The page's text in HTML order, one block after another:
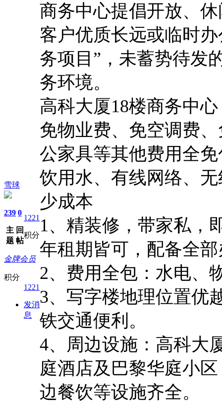
雪球
239
主
题
0
回
帖
1221
积分
金牌会员
积分
1221
发消
息
商务中心提倡开放、
客户优质长远或临时
务项目”，未蓄势待发
务环境。
高科大厦18楼商务中
免物业费、免空调费
公家具等其他费用全
饮用水、有线网络、
少成本
1、 精装修，带家私，
年租期皆可，配备全
2、 费用全包：水电、
3、 写字楼地理位置优
铁交通便利。
4、 周边设施：高科大
庭酒店及巴黎华庭小
边餐饮等设施齐全。